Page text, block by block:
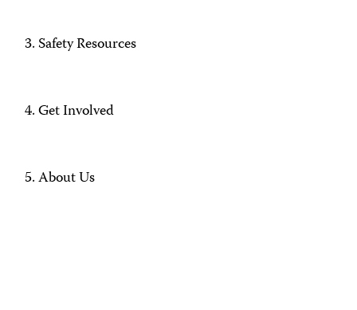
Safety Resources
Get Involved
About Us